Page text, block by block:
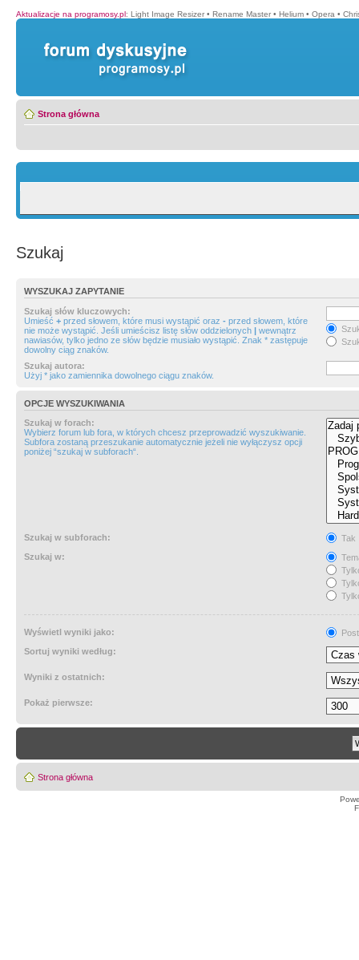
Aktualizacje na programosy.pl: Light Image Resizer • Rename Master • Helium • Opera •
Strona główna
Szukaj
WYSZUKAJ ZAPYTANIE
Szukaj słów kluczowych:
Umieść + przed słowem, które musi wystąpić oraz - przed słowem, które
nie może wystąpić. Jeśli umieścisz listę słów oddzielonych | wewnątrz
nawiasów, tylko jedno ze słów będzie musiało wystąpić. Znak * zastępuje
dowolny ciąg znaków.
Szukaj autora:
Użyj * jako zamiennika dowolnego ciągu znaków.
OPCJE WYSZUKIWANIA
Szukaj w forach:
Wybierz forum lub fora, w których chcesz przeprowadzić wyszukiwanie.
Subfora zostaną przeszukanie automatycznie jeżeli nie wyłączysz opcji
poniżej “szukaj w subforach“.
Szukaj w subforach:
Tak
Szukaj w:
Wyświetl wyniki jako:
Sortuj wyniki według:
Wyniki z ostatnich:
Pokaż pierwsze:
Strona główna